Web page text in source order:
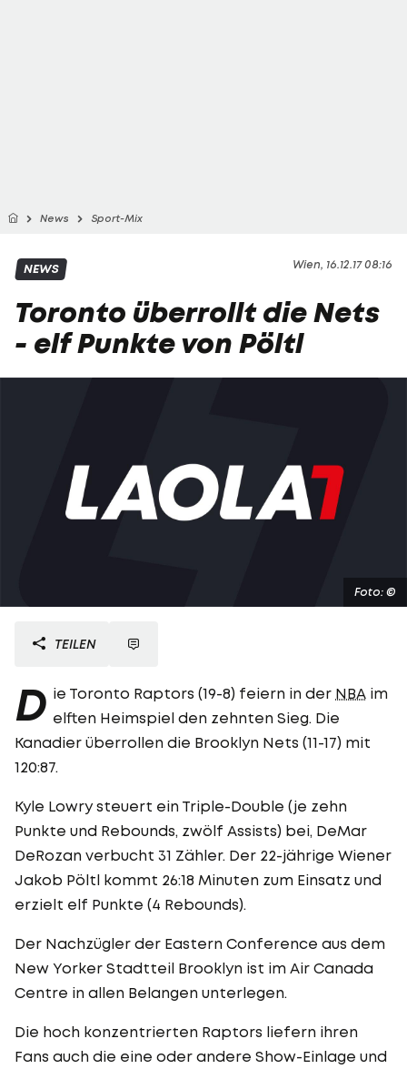
News Sport-Mix
Wien, 16.12.17 08:16
NEWS
Toronto überrollt die Nets
- elf Punkte von Pöltl
Foto: ©
TEILEN
D ie Toronto Raptors (19-8) feiern in der NBA im
elften Heimspiel den zehnten Sieg. Die
Kanadier überrollen die Brooklyn Nets (11-17) mit
120:87.
Kyle Lowry steuert ein Triple-Double (je zehn
Punkte und Rebounds, zwölf Assists) bei, DeMar
DeRozan verbucht 31 Zähler. Der 22-jährige Wiener
Jakob Pöltl kommt 26:18 Minuten zum Einsatz und
erzielt elf Punkte (4 Rebounds).
Der Nachzügler der Eastern Conference aus dem
New Yorker Stadtteil Brooklyn ist im Air Canada
Centre in allen Belangen unterlegen.
Die hoch konzentrierten Raptors liefern ihren
Fans auch die eine oder andere Show-Einlage und